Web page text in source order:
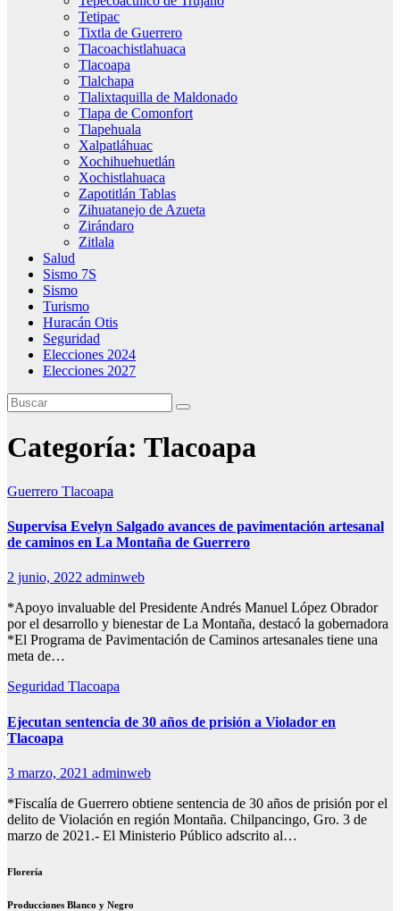
Tetipac
Tixtla de Guerrero
Tlacoachistlahuaca
Tlacoapa
Tlalchapa
Tlalixtaquilla de Maldonado
Tlapa de Comonfort
Tlapehuala
Xalpatláhuac
Xochihuehuetlán
Xochistlahuaca
Zapotitlán Tablas
Zihuatanejo de Azueta
Zirándaro
Zitlala
Salud
Sismo 7S
Sismo
Turismo
Huracán Otis
Seguridad
Elecciones 2024
Elecciones 2027
Categoría: Tlacoapa
Guerrero Tlacoapa
Supervisa Evelyn Salgado avances de pavimentación artesanal
de caminos en La Montaña de Guerrero
2 junio, 2022 adminweb
*Apoyo invaluable del Presidente Andrés Manuel López Obrador
por el desarrollo y bienestar de La Montaña, destacó la gobernadora
*El Programa de Pavimentación de Caminos artesanales tiene una
meta de…
Seguridad Tlacoapa
Ejecutan sentencia de 30 años de prisión a Violador en
Tlacoapa
3 marzo, 2021 adminweb
*Fiscalía de Guerrero obtiene sentencia de 30 años de prisión por el
delito de Violación en región Montaña. Chilpancingo, Gro. 3 de
marzo de 2021.- El Ministerio Público adscrito al…
Florería
Producciones Blanco y Negro